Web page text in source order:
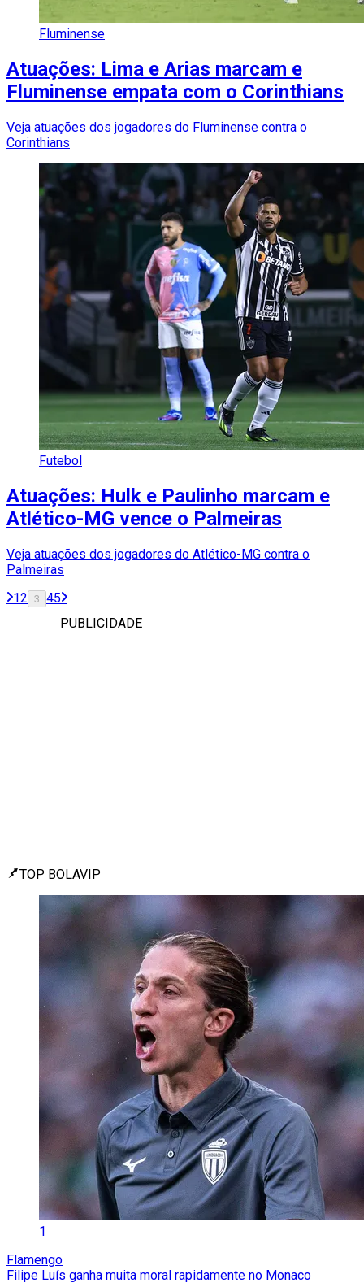
Fluminense
Atuações: Lima e Arias marcam e
Fluminense empata com o Corinthians
Veja atuações dos jogadores do Fluminense contra o
Corinthians
Futebol
Atuações: Hulk e Paulinho marcam e
Atlético-MG vence o Palmeiras
Veja atuações dos jogadores do Atlético-MG contra o
Palmeiras
12 3 45
PUBLICIDADE
TOP BOLAVIP
1
Flamengo
Filipe Luís ganha muita moral rapidamente no Monaco